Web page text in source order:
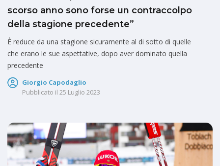
scorso anno sono forse un contraccolpo
della stagione precedente”
È reduce da una stagione sicuramente al di sotto di quelle
che erano le sue aspettative, dopo aver dominato quella
precedente
Giorgio Capodaglio
Pubblicato il 25 Luglio 2023